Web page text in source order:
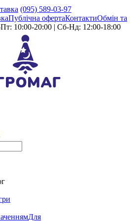
(095) 589-03-97
Публічна офертаКонтактиОбмін та
10:00-20:00 | Сб-Нд: 12:00-18:00
Для